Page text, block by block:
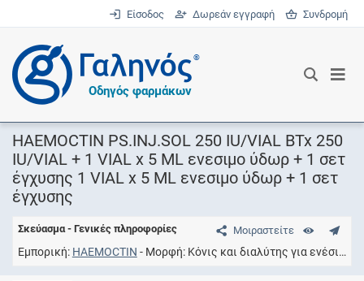
Είσοδος Δωρεάν εγγραφή Συνδρομή
®
Οδηγός φαρμάκων
HAEMOCTIN PS.INJ.SOL 250 IU/VIAL BTx 250
IU/VIAL + 1 VIAL x 5 ML ενεσιμο ύδωρ + 1 σετ
έγχυσης 1 VIAL x 5 ML ενεσιμο ύδωρ + 1 σετ
έγχυσης
Μοιραστείτε
Σκεύασμα - Γενικές πληροφορίες
Εμπορική HAEMOCTIN Μορφή Κόνις και διαλύτης για ενέσιμο διάλυμα